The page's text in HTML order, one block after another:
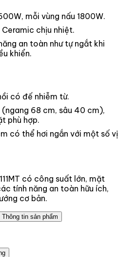
mỗi vùng nấu 1800W.
chịu nhiệt.
an toàn như tự ngắt khi
khiển.
có đế nhiễm từ.
68 cm, sâu 40 cm),
phù hợp.
có thể hơi ngắn với một số vị
có công suất lớn, mặt
tính năng an toàn hữu ích,
cơ bản.
Thông tin sản phẩm